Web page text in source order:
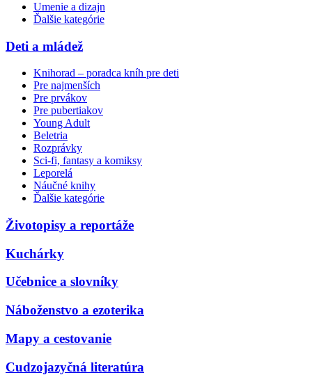
Umenie a dizajn
Ďalšie kategórie
Deti a mládež
Knihorad – poradca kníh pre deti
Pre najmenších
Pre prvákov
Pre pubertiakov
Young Adult
Beletria
Rozprávky
Sci-fi, fantasy a komiksy
Leporelá
Náučné knihy
Ďalšie kategórie
Životopisy a reportáže
Kuchárky
Učebnice a slovníky
Náboženstvo a ezoterika
Mapy a cestovanie
Cudzojazyčná literatúra